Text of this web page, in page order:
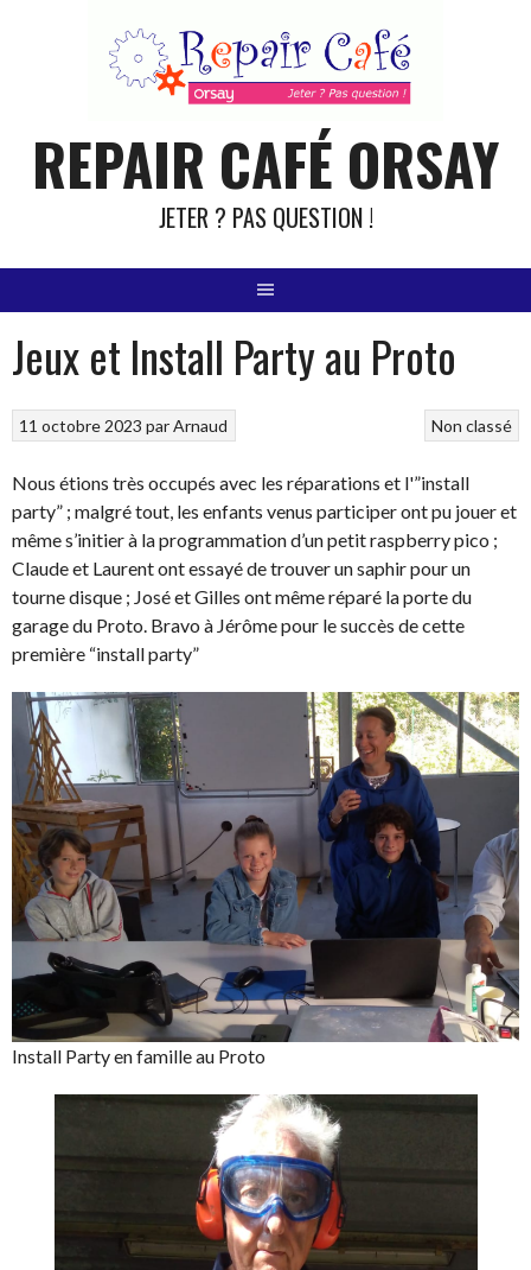
REPAIR CAFÉ ORSAY
JETER ? PAS QUESTION !
Jeux et Install Party au Proto
Non classé
11 octobre 2023 parArnaud
Nous étions très occupés avec les réparations et l'”install
party” ; malgré tout, les enfants venus participer ont pu jouer et
même s’initier à la programmation d’un petit raspberry pico ;
Claude et Laurent ont essayé de trouver un saphir pour un
tourne disque ; José et Gilles ont même réparé la porte du
garage du Proto. Bravo à Jérôme pour le succès de cette
première “install party”
Install Party en famille au Proto